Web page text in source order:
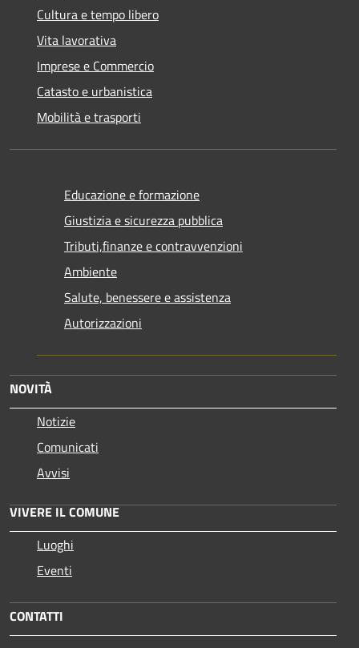
Cultura e tempo libero
Vita lavorativa
Imprese e Commercio
Catasto e urbanistica
Mobilità e trasporti
Educazione e formazione
Giustizia e sicurezza pubblica
Tributi,finanze e contravvenzioni
Ambiente
Salute, benessere e assistenza
Autorizzazioni
NOVITÀ
Notizie
Comunicati
Avvisi
VIVERE IL COMUNE
Luoghi
Eventi
CONTATTI